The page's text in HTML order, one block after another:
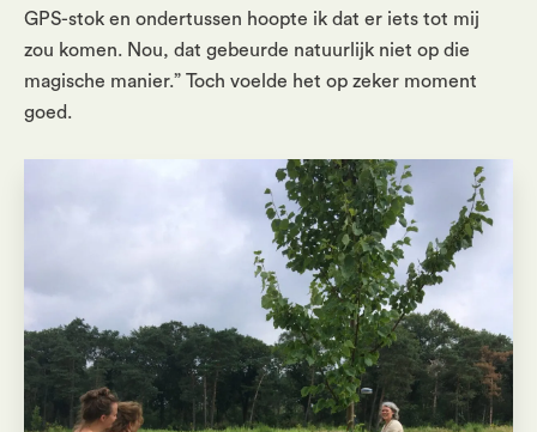
GPS-stok en ondertussen hoopte ik dat er iets tot mij
zou komen. Nou, dat gebeurde natuurlijk niet op die
magische manier.” Toch voelde het op zeker moment
goed.